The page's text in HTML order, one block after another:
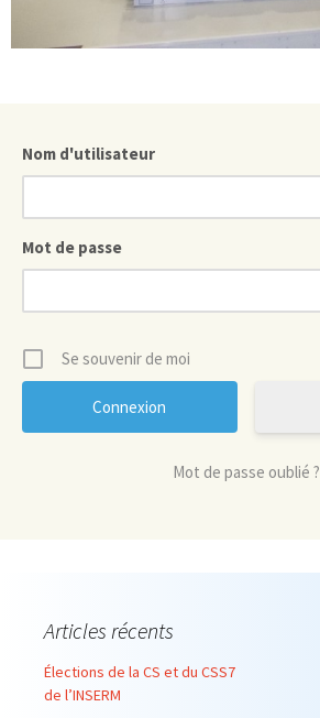
Nom d'utilisateur
Mot de passe
Se souvenir de moi
Mot de passe oublié ?
Articles récents
Élections de la CS et du CSS7
de l’INSERM